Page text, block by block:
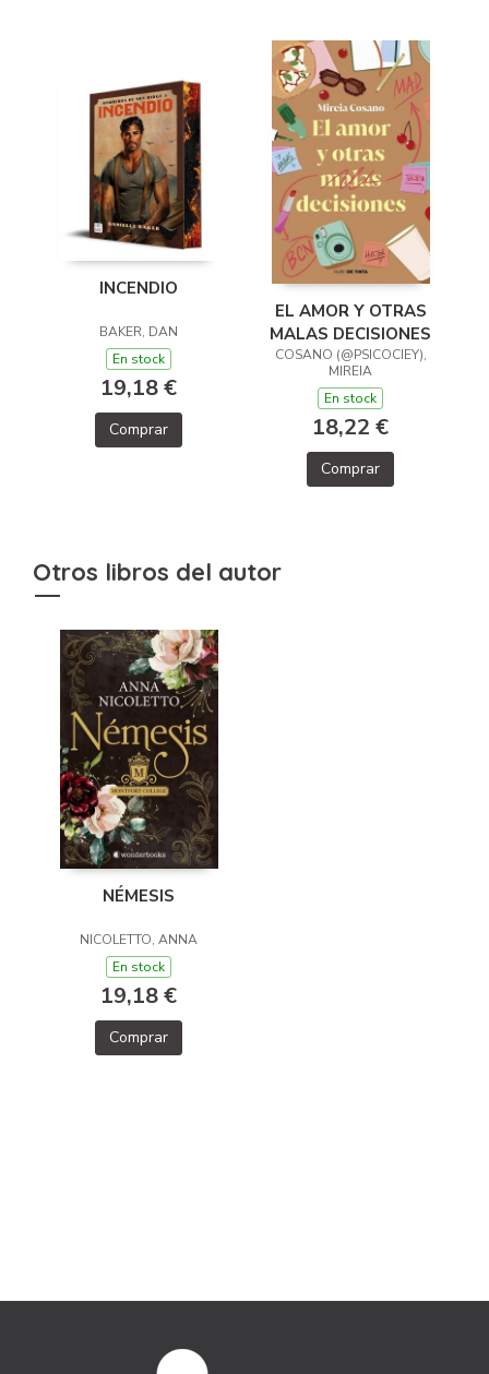
INCENDIO
BAKER, DAN
En stock
19,18 €
Comprar
EL AMOR Y OTRAS
MALAS DECISIONES
COSANO (@PSICOCIEY),
MIREIA
En stock
18,22 €
Comprar
Otros libros del autor
NÉMESIS
NICOLETTO, ANNA
En stock
19,18 €
Comprar